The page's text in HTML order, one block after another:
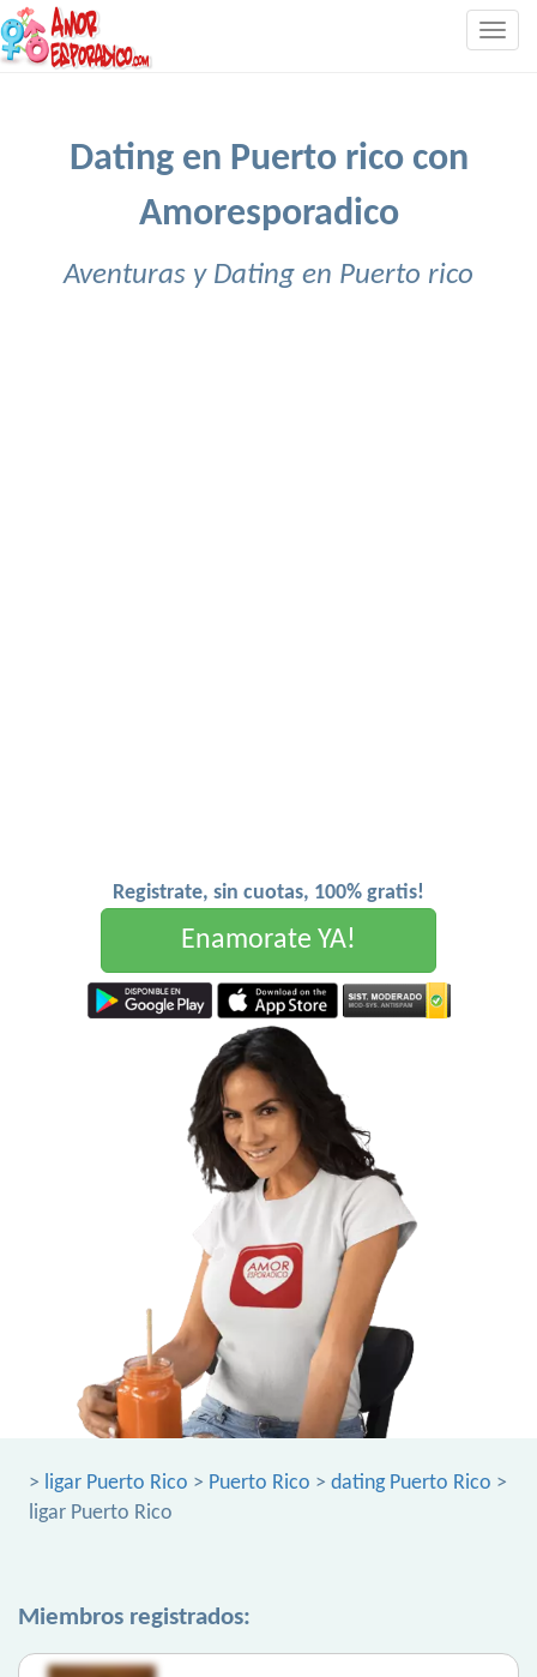
Dating en Puerto rico con
Amoresporadico
Aventuras y Dating en Puerto rico
Registrate, sin cuotas, 100% gratis!
Enamorate YA!
> ligar Puerto Rico > Puerto Rico > dating Puerto Rico >
ligar Puerto Rico
Miembros registrados: